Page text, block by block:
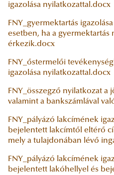
igazolása nyilatkozattal.docx
FNY_gyermektartás
esetben, ha a gyermektartás
érkezik.docx
FNY_őstermelői
igazolása nyilatkozattal.docx
FNY_összegző nyilatkozat a
valamint a bankszámlával
FNY_pályázó lakcímének
bejelentett lakcímtől eltérő
mely a tulajdonában lévő
FNY_pályázó lakcímének
bejelentett lakóhellyel és